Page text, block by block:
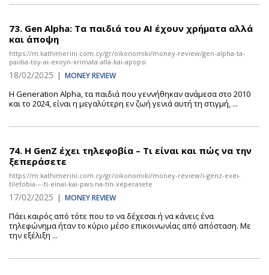
73. Gen Alpha: Τα παιδιά του AI έχουν χρήματα αλλά
και άποψη
https://m.kathimerini.com.cy/gr/oikonomiki/money-review/gen-alpha-ta-
paidia-toy-ai-exoyn-xrimata-alla-kai-apopsi
18/02/2025 | MONEY REVIEW
Η Generation Alpha, τα παιδιά που γεννήθηκαν ανάμεσα στο 2010
και το 2024, είναι η μεγαλύτερη εν ζωή γενιά αυτή τη στιγμή, ...
74. Η GenZ έχει τηλεφοβία – Τι είναι και πώς να την
ξεπεράσετε
https://m.kathimerini.com.cy/gr/oikonomiki/money-review/i-genz-exei-
tilefobia-–-ti-einai-kai-pws-na-tin-xeperasete
17/02/2025 | MONEY REVIEW
Πάει καιρός από τότε που το να δέχεσαι ή να κάνεις ένα
τηλεφώνημα ήταν το κύριο μέσο επικοινωνίας από απόσταση. Με
την εξέλιξη ...